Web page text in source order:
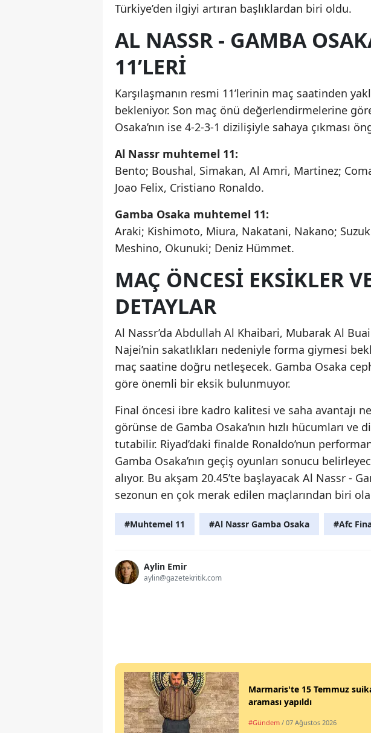
Türkiye’den ilgiyi artıran başlıklardan biri oldu.
AL NASSR - GAMBA
11’LERI
Karşılaşmanın resmi 11’lerinin maç saatinden
bekleniyor. Son maç önü değerlendirmelerine
Osaka’nın ise 4-2-3-1 dizilişiyle sahaya çıkması
Al Nassr muhtemel 11:
Bento; Boushal, Simakan, Al Amri, Martinez;
Joao Felix, Cristiano Ronaldo.
Gamba Osaka muhtemel 11:
Araki; Kishimoto, Miura, Nakatani, Nakano;
Meshino, Okunuki; Deniz Hümmet.
MAÇ ÖNCESI EKSIKLER
DETAYLAR
Al Nassr’da Abdullah Al Khaibari, Mubarak Al
Najei’nin sakatlıkları nedeniyle forma giymesi
maç saatine doğru netleşecek. Gamba Osaka
göre önemli bir eksik bulunmuyor.
Final öncesi ibre kadro kalitesi ve saha avantajı
görünse de Gamba Osaka’nın hızlı hücumları ve
tutabilir. Riyad’daki finalde Ronaldo’nun
Gamba Osaka’nın geçiş oyunları sonucu
alıyor. Bu akşam 20.45’te başlayacak Al Nassr -
sezonun en çok merak edilen maçlarından biri
#Muhtemel 11 #Al Nassr Gamba Osaka #Afc
Aylin Emir
aylin@gazetekritik.com
Marmaris'te 15 Temmuz
araması yapıldı
#Gündem / 07 Ağustos 2026